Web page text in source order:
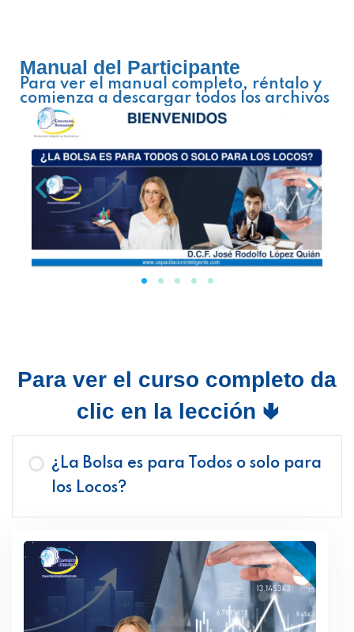
Manual del Participante
Para ver el manual completo, réntalo y
comienza a descargar todos los archivos
Para ver el curso completo da
clic en la lección 🢃
¿La Bolsa es para Todos o solo para
los Locos?